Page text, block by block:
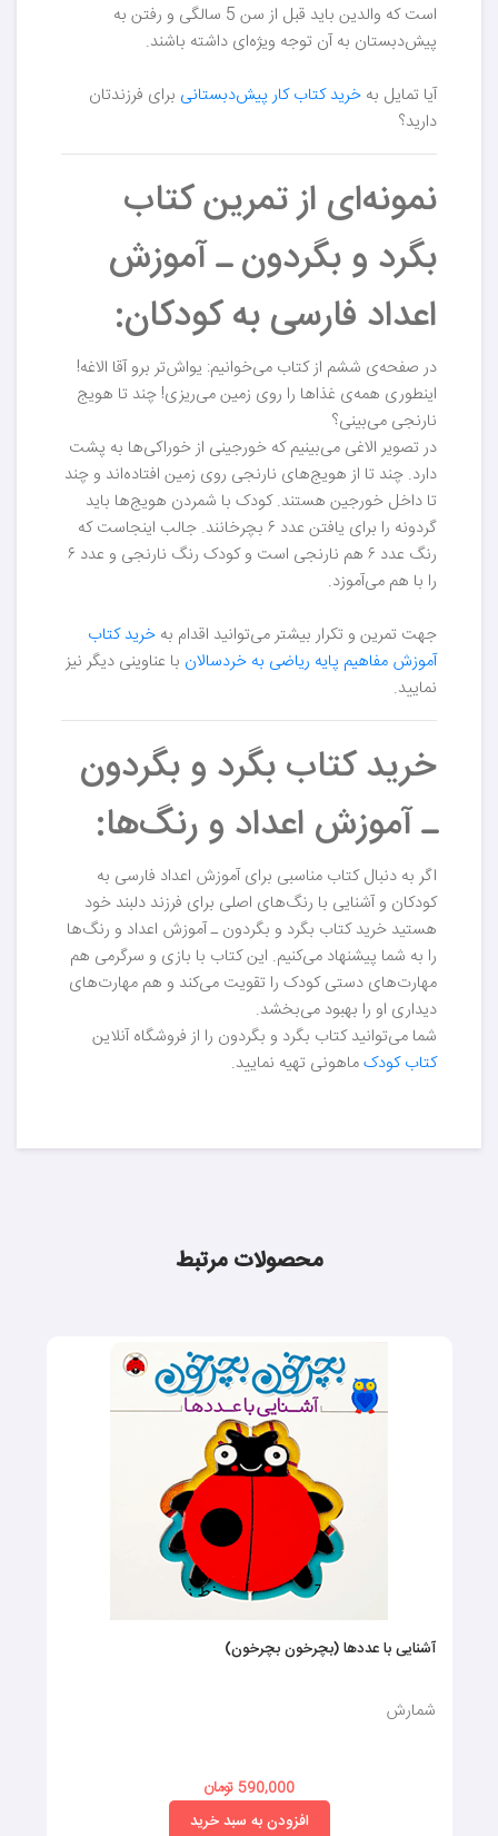
است که والدین باید قبل از سن 5 سالگی و رفتن به
پیش‌دبستان به آن توجه ویژه‌ای داشته باشند.
آیا تمایل به خرید کتاب کار پیش‌دبستانی برای فرزندتان
دارید؟
نمونه‌ای از تمرین کتاب
بگرد و بگردون ـ آموزش
اعداد فارسی به کودکان:
در صفحه‌ی ششم از کتاب می‌خوانیم:‌ یواش‌تر برو آقا الاغه!
اینطوری همه‌ی غذاها را روی زمین می‌ریزی! چند تا هویج
نارنجی می‌بینی؟
در تصویر الاغی می‌بینیم که خورجینی از خوراکی‌ها به پشت
دارد. چند تا از هویج‌های نارنجی روی زمین افتاده‌اند و چند
تا داخل خورجین هستند. کودک با شمردن هویج‌ها باید
گردونه را برای یافتن عدد ۶ بچرخانند. جالب اینجاست که
رنگ عدد ۶ هم نارنجی است و کودک رنگ نارنجی و عدد ۶
را با هم می‌آموزد.
جهت تمرین و تکرار بیشتر می‌توانید اقدام به خرید کتاب
آموزش مفاهیم پایه ریاضی به خردسالان با عناوینی دیگر نیز
نمایید.
خرید کتاب بگرد و بگردون
ـ آموزش اعداد و رنگ‌ها:
اگر به دنبال کتاب مناسبی برای آموزش اعداد فارسی به
کودکان و آشنایی با رنگ‌های اصلی برای فرزند دلبند خود
هستید خرید کتاب بگرد و بگردون ـ آموزش اعداد و رنگ‌ها
را به شما پیشنهاد می‌کنیم. این کتاب با بازی و سرگرمی هم
مهارت‌های دستی کودک را تقویت می‌کند و هم مهارت‌های
دیداری او را بهبود می‌بخشد.
شما می‌توانید کتاب بگرد و بگردون را از فروشگاه آنلاین
کتاب کودکماهونی تهیه نمایید.
محصولات مرتبط
آشنایی با عددها (بچرخون بچرخون)
شمارش
590,000 تومان
افزودن به سبد خرید